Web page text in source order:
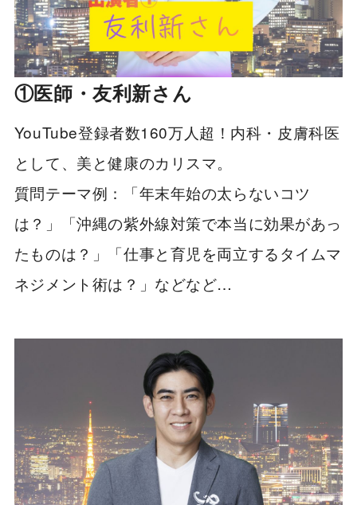
①医師・友利新さん
YouTube登録者数160万人超！内科・皮膚科医
として、美と健康のカリスマ。
質問テーマ例：「年末年始の太らないコツ
は？」「沖縄の紫外線対策で本当に効果があっ
たものは？」「仕事と育児を両立するタイムマ
ネジメント術は？」などなど…